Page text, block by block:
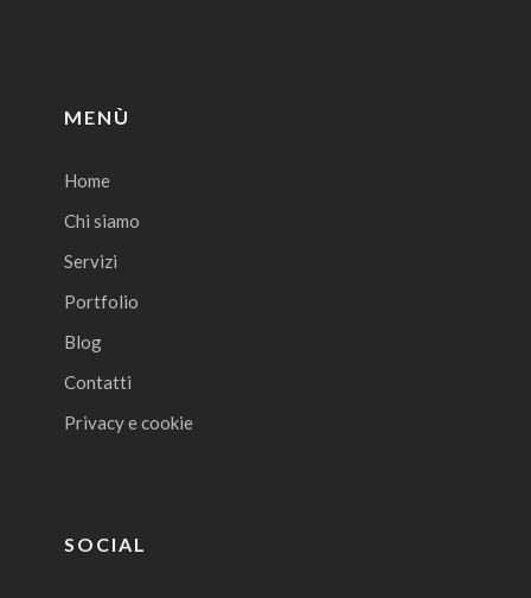
MENÙ
Home
Chi siamo
Servizi
Portfolio
Blog
Contatti
Privacy e cookie
SOCIAL